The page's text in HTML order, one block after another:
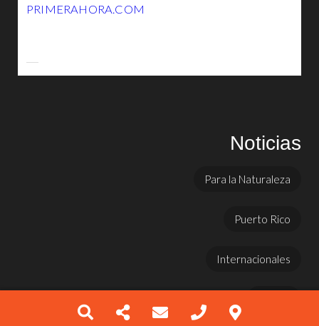
PRIMERAHORA.COM
Noticias
Para la Naturaleza
Puerto Rico
Internacionales